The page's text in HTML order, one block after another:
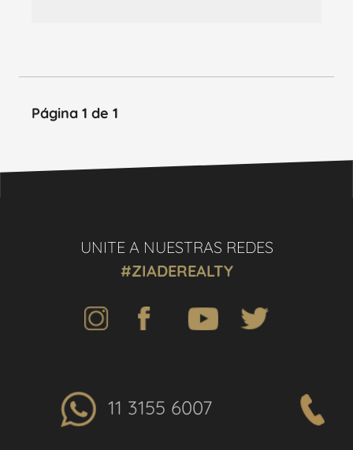
Página 1 de 1
UNITE A NUESTRAS REDES
#ZIADEREALTY
11 3155 6007